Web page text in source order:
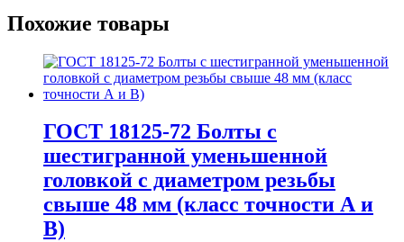
Похожие товары
ГОСТ 18125-72 Болты с
шестигранной уменьшенной
головкой с диаметром резьбы
свыше 48 мм (класс точности А и
В)